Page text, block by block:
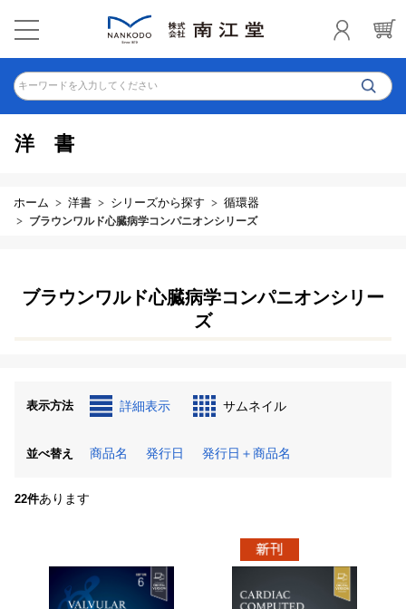
キーワードを入力してください
洋書
ホーム 洋書 シリーズから探す 循環器
ブラウンワルド心臓病学コンパニオンシリーズ
ブラウンワルド心臓病学コンパニオンシリー
ズ
表示方法 詳細表示 サムネイル
並べ替え 商品名 発行日 発行日＋商品名
22件あります